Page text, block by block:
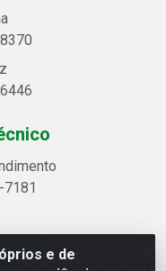
e de
Alegre, 2521 -